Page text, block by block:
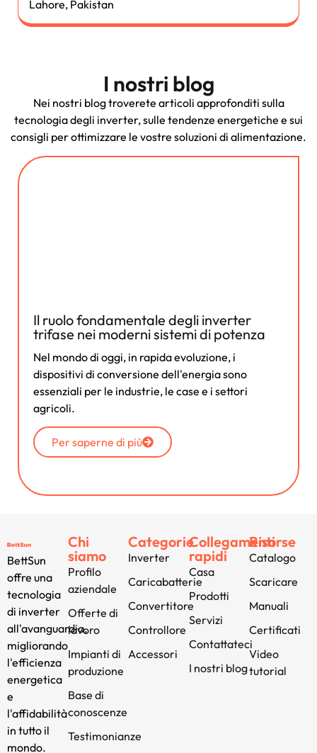
Lahore, Pakistan
I nostri blog
Nei nostri blog troverete articoli approfonditi sulla
tecnologia degli inverter, sulle tendenze energetiche e sui
consigli per ottimizzare le vostre soluzioni di alimentazione.
Il ruolo fondamentale degli inverter
trifase nei moderni sistemi di potenza
Nel mondo di oggi, in rapida evoluzione, i
dispositivi di conversione dell'energia sono
essenziali per le industrie, le case e i settori
agricoli.
Per saperne di più
BettSun
offre una
tecnologia
di inverter
all'avanguardia,
migliorando
l'efficienza
energetica
e
l'affidabilità
in tutto il
mondo.
Chi
siamo
Profilo
aziendale
Offerte di
lavoro
Impianti di
produzione
Base di
conoscenze
Testimonianze
Categorie
Inverter
Caricabatterie
Convertitore
Controllore
Accessori
Collegamenti
rapidi
Casa
Prodotti
Servizi
Contattateci
I nostri blog
Risorse
Catalogo
Scaricare
Manuali
Certificati
Video
tutorial